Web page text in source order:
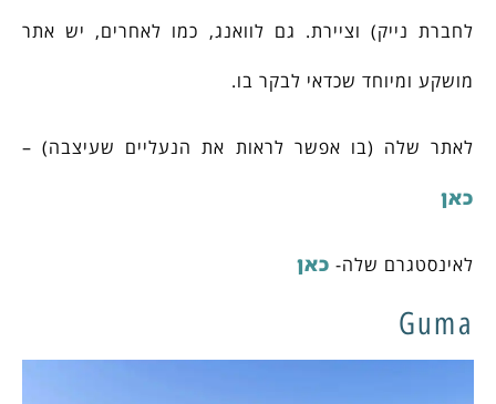
לחברת נייק) וציירת. גם לוואנג, כמו לאחרים, יש אתר
מושקע ומיוחד שכדאי לבקר בו.
לאתר שלה (בו אפשר לראות את הנעליים שעיצבה) –
כאן
לאינסטגרם שלה- כאן
Guma